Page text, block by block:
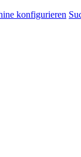
konfigurieren